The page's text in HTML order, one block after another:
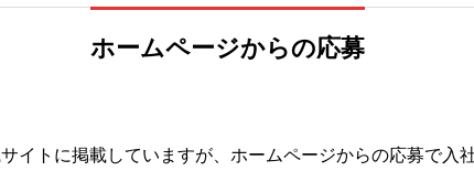
ホームページからの応募
イトに掲載していますが、ホームページからの応募で入